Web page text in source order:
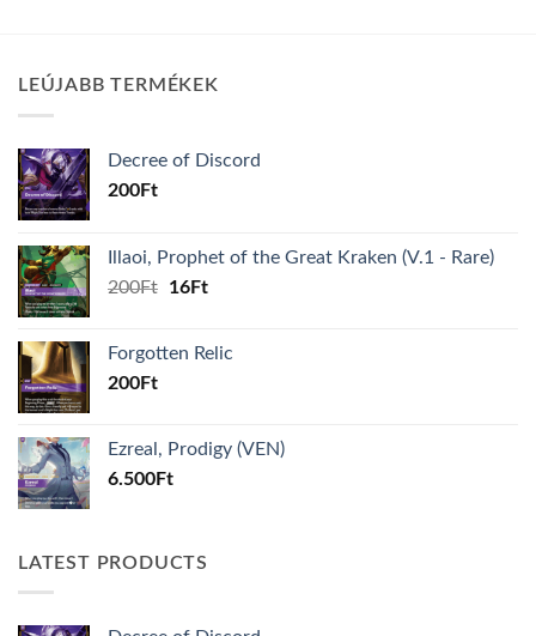
LEÚJABB TERMÉKEK
Decree of Discord
200Ft
Illaoi, Prophet of the Great Kraken (V.1 - Rare)
200Ft
Original
200Ft.
16FtCurrent
16Ft.
Forgotten Relic
200Ft
Ezreal, Prodigy (VEN)
6.500Ft
LATEST PRODUCTS